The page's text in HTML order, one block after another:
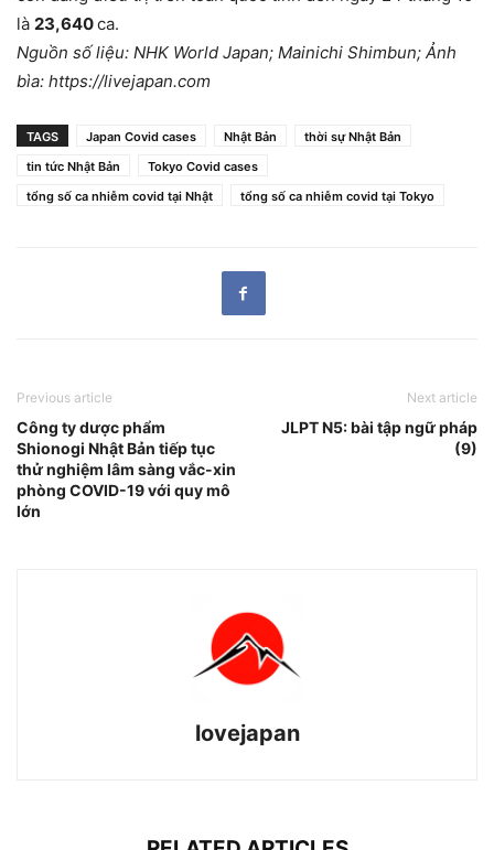
là 23,640ca.
Nguồn số liệu: NHK World Japan; Mainichi Shimbun; Ảnh
bìa: https://livejapan.com
TAGS Japan Covid cases Nhật Bản
thời sự Nhật Bản
tin tức Nhật Bản
Tokyo Covid cases
tổng số ca nhiễm covid tại Nhật
tổng số ca nhiễm covid tại Tokyo
Previous article
Công ty dược phẩm
Shionogi Nhật Bản tiếp tục
thử nghiệm lâm sàng vắc-xin
phòng COVID-19 với quy mô
lớn
Next article
JLPT N5: bài tập ngữ pháp
(9)
lovejapan